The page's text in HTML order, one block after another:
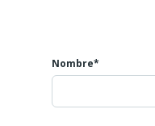
Nombre*